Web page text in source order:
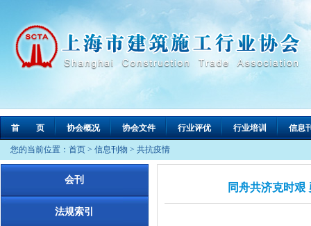
首 页 协会概况 协会文件 行业评优 行业培训 信息
您的当前位置： 首页 > 信息刊物 > 共抗疫情
会刊
法规索引
同舟共济克时